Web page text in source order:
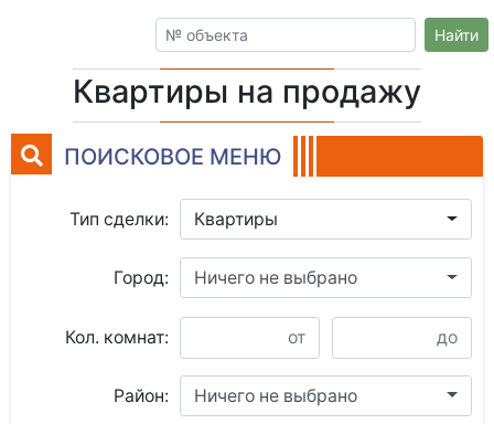
Найти
Квартиры на продажу
ПОИСКОВОЕ МЕНЮ
Тип сделки: Квартиры
Город: Ничего не выбрано
Кол. комнат:
Район: Ничего не выбрано